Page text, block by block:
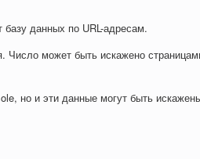
базу данных по URL-адресам.
может быть искажено
но и эти данные могут быть